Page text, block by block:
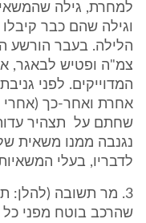
למחרת, גילה
וגילה שהם כבר
הלילה. בעבר הורשע
צמ"ה ופטיש לבאגר,
המדוייקים. לפני
אחרת ואחר-כך (אחרי
שחתם על תצהיר
נגנבה ממנו משאית
לדבריו, בעלי
3. מר תשובה (להלן:
שהרכב בוטח מפני כל